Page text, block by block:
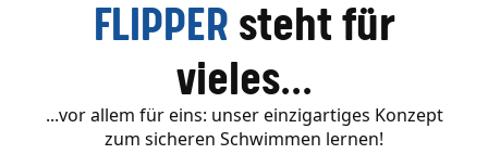
FLIPPER steht für
vieles...
...vor allem für eins: unser einzigartiges Konzept
zum sicheren Schwimmen lernen!